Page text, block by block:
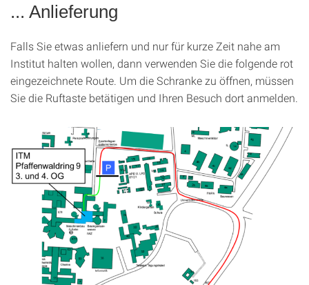
... Anlieferung
Falls Sie etwas anliefern und nur für kurze Zeit nahe am
Institut halten wollen, dann verwenden Sie die folgende rot
eingezeichnete Route. Um die Schranke zu öffnen, müssen
Sie die Ruftaste betätigen und Ihren Besuch dort anmelden.